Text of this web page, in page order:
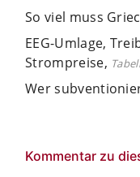
So viel muss
EEG-Umlage,
Strompreise,
Wer
Kommentar zu